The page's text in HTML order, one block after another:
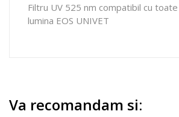
Filtru UV 525 nm compatibil cu
lumina EOS UNIVET
Va recomandam si: